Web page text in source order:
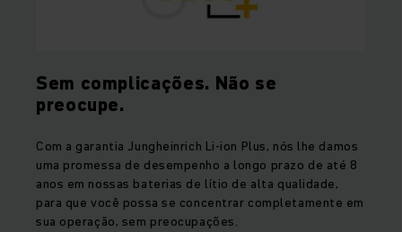
Sem complicações. Não se
preocupe.
Com a garantia Jungheinrich Li-ion Plus, nós lhe damos
uma promessa de desempenho a longo prazo de até 8
anos em nossas baterias de lítio de alta qualidade,
para que você possa se concentrar completamente em
sua operação, sem preocupações.